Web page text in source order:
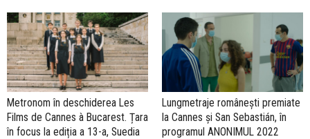
Metronom în deschiderea Les
Films de Cannes à Bucarest. Țara
în focus la ediția a 13-a, Suedia
Lungmetraje românești premiate
la Cannes și San Sebastián, în
programul ANONIMUL 2022